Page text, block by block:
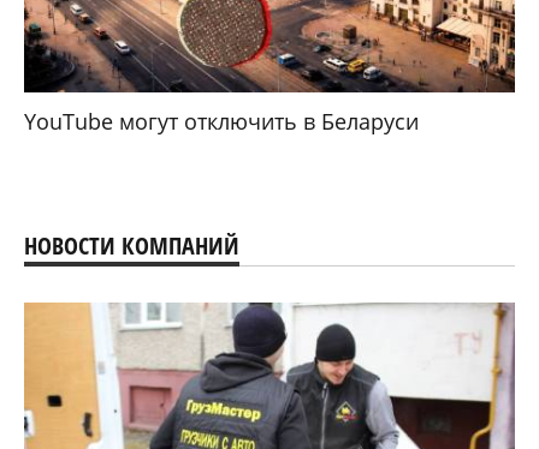
YouTube могут отключить в Беларуси
НОВОСТИ КОМПАНИЙ